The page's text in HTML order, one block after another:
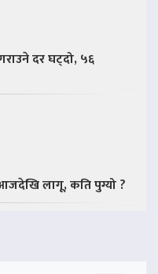
दर घट्दो, ५६
लागू, कति पुग्यो ?